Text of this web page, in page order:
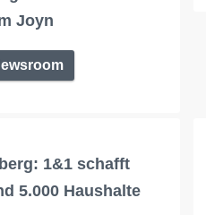
Joyn
1&1 schafft
5.000 Haushalte